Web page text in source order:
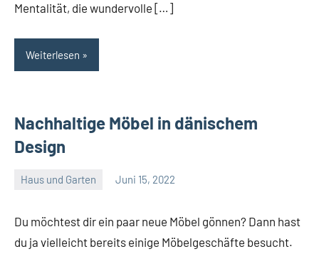
Mentalität, die wundervolle […]
Weiterlesen
Nachhaltige Möbel in dänischem
Design
Haus und Garten Juni 15, 2022
Du möchtest dir ein paar neue Möbel gönnen? Dann hast
du ja vielleicht bereits einige Möbelgeschäfte besucht.